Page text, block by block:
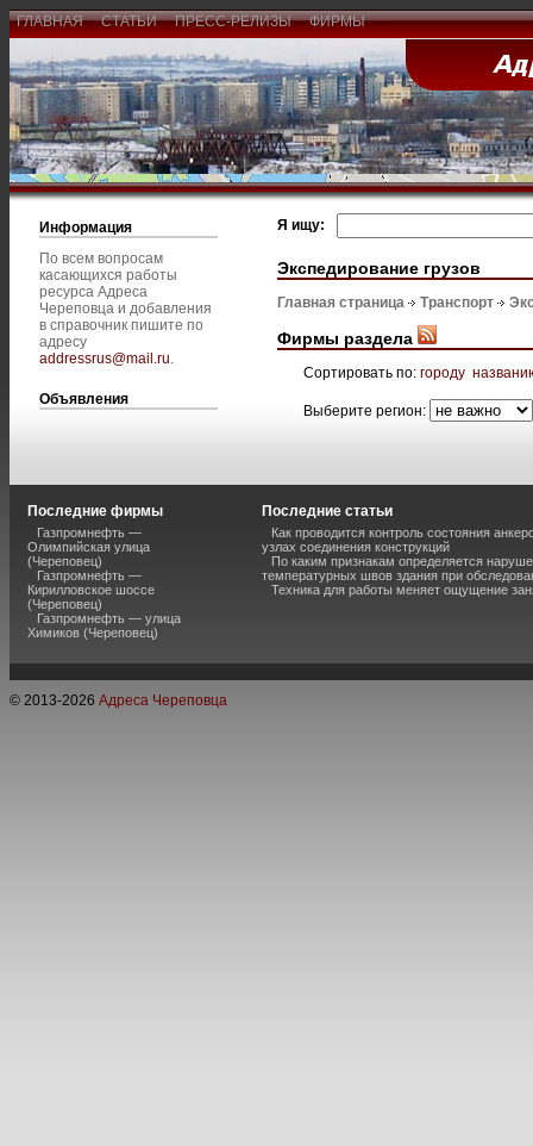
ГЛАВНАЯ СТАТЬИ ПРЕСС-РЕЛИЗЫ ФИРМЫ
Информация
По всем вопросам
касающихся работы
ресурса Адреса
Череповца и добавления
в справочник пишите по
адресу
addressrus@mail.ru.
Объявления
Я ищу:
Экспедирование грузов
Главная страница Транспорт
Фирмы раздела
Сортировать по: городу
Выберите регион:
Последние фирмы
Газпромнефть —
Олимпийская улица
(Череповец)
Газпромнефть —
Кирилловское шоссе
(Череповец)
Газпромнефть — улица
Химиков (Череповец)
Последние статьи
Как проводится контроль состояния
узлах соединения конструкций
По каким признакам определяется
температурных швов здания при
Техника для работы меняет ощущение
© 2013-2026 Адреса Череповца